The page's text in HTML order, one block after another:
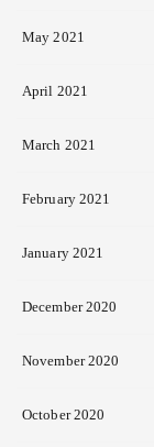
May 2021
April 2021
March 2021
February 2021
January 2021
December 2020
November 2020
October 2020